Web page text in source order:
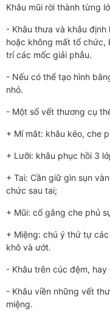
Khâu mũi rời thành từng
- Khâu thưa và khâu
hoặc không mất tổ chức,
trí các mốc giải phẫu.
- Nếu có thể tạo hình
nhỏ.
- Một số vết thương cụ
+ Mí mắt: khâu kéo, che
+ Lưỡi: khâu phục hồi 3
+ Tai: Cần giữ gìn sụn
chức sau tai;
+ Mũi: cố gắng che phủ
+ Miệng: chú ý thứ tự
khô và ướt.
- Khâu trên cúc đệm,
- Khâu viền những vết
miệng.